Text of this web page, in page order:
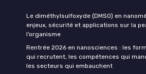
Le diméthylsulfoxyde (DMSO) en
enjeux, sécurité et applications sur la
l’organisme
Rentrée 2026 en nanosciences : les
qui recrutent, les compétences qui
les secteurs qui embauchent